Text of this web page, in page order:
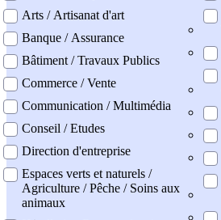
Arts / Artisanat d'art
Banque / Assurance
Bâtiment / Travaux Publics
Commerce / Vente
Communication / Multimédia
Conseil / Etudes
Direction d'entreprise
Espaces verts et naturels /
Agriculture / Pêche / Soins aux
animaux